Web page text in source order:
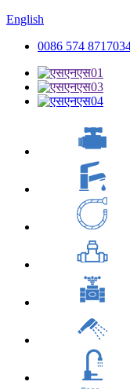
English
0086 574